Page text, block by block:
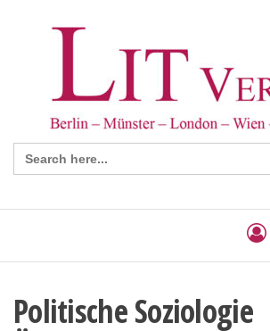
Search
for:
Politische Soziologie